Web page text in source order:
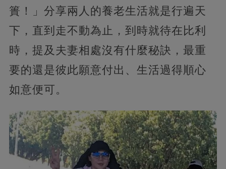
簣！」分享兩人的養老生活就是行遍天
下，直到走不動為止，到時就待在比利
時，提及夫妻相處沒有什麼秘訣，最重
要的還是彼此願意付出、生活過得順心
如意便可。